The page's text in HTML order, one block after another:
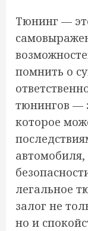
Тюнинг —
помнить о
тюнингов —
которое
легальное
залог не
но и